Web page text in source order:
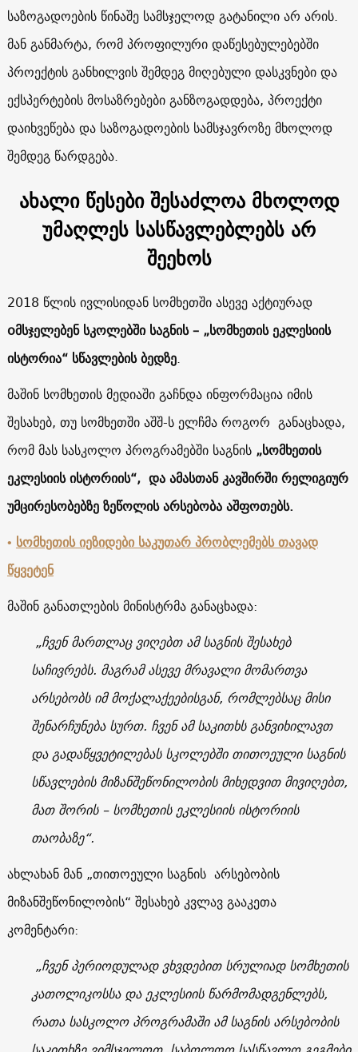
საზოგადოების წინაშე სამსჯელოდ გატანილი არ არის.
მან განმარტა, რომ პროფილური დაწესებულებებში
პროექტის განხილვის შემდეგ მიღებული დასკვნები და
ექსპერტების მოსაზრებები განზოგადდება, პროექტი
დაიხვეწება და საზოგადოების სამსჯავროზე მხოლოდ
შემდეგ წარდგება.
ახალი წესები შესაძლოა მხოლოდ
უმაღლეს სასწავლებლებს არ
შეეხოს
2018 წლის ივლისიდან სომხეთში ასევე აქტიურად
оმსჯელებენ სკოლებში საგნის – „სომხეთის ეკლესიის
ისტორია“ სწავლების ბედზე.
მაშინ სომხეთის მედიაში გაჩნდა ინფორმაცია იმის
შესახებ, თუ სომხეთში აშშ-ს ელჩმა როგორ განაცხადა,
რომ მას სასკოლო პროგრამებში საგნის „სომხეთის
ეკლესიის ისტორიის“, და ამასთან კავშირში რელიგიურ
უმცირესობებზე ზეწოლის არსებობა აშფოთებს.
• სომხეთის იეზიდები საკუთარ პრობლემებს თავად
წყვეტენ
მაშინ განათლების მინისტრმა განაცხადა:
„ჩვენ მართლაც ვიღებთ ამ საგნის შესახებ
საჩივრებს. მაგრამ ასევე მრავალი მომართვა
არსებობს იმ მოქალაქეებისგან, რომლებსაც მისი
შენარჩუნება სურთ. ჩვენ ამ საკითხს განვიხილავთ
და გადაწყვეტილებას სკოლებში თითოეული საგნის
სწავლების მიზანშეწონილობის მიხედვით მივიღებთ,
მათ შორის – სომხეთის ეკლესიის ისტორიის
თაობაზე“.
ახლახან მან „თითოეული საგნის არსებობის
მიზანშეწონილობის“ შესახებ კვლავ გააკეთა
კომენტარი:
„ჩვენ პერიოდულად ვხვდებით სრულიად სომხეთის
კათოლიკოსსა და ეკლესიის წარმომადგენლებს,
რათა სასკოლო პროგრამაში ამ საგნის არსებობის